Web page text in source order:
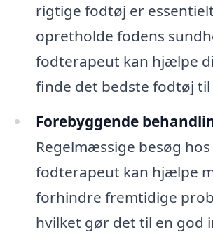
rigtige fodtøj er
opretholde fodens
fodterapeut kan hjælpe
finde det bedste fodtøj til
Forebyggende
Regelmæssige besøg hos
fodterapeut kan hjælpe
forhindre fremtidige
hvilket gør det til en god